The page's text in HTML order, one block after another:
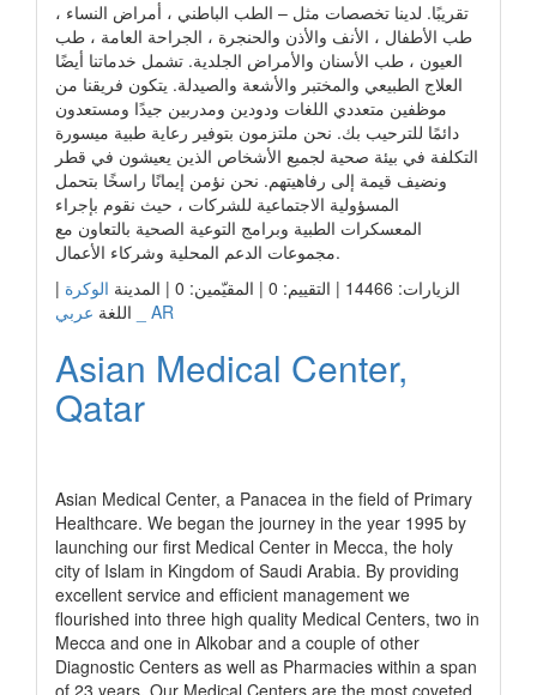
تقريبًا. لدينا تخصصات مثل – الطب الباطني ، أمراض النساء ،
طب الأطفال ، الأنف والأذن والحنجرة ، الجراحة العامة ، طب
العيون ، طب الأسنان والأمراض الجلدية. تشمل خدماتنا أيضًا
العلاج الطبيعي والمختبر والأشعة والصيدلة. يتكون فريقنا من
موظفين متعددي اللغات ودودين ومدربين جيدًا ومستعدون
دائمًا للترحيب بك. نحن ملتزمون بتوفير رعاية طبية ميسورة
التكلفة في بيئة صحية لجميع الأشخاص الذين يعيشون في قطر
ونضيف قيمة إلى رفاهيتهم. نحن نؤمن إيمانًا راسخًا بتحمل
المسؤولية الاجتماعية للشركات ، حيث نقوم بإجراء
المعسكرات الطبية وبرامج التوعية الصحية بالتعاون مع
مجموعات الدعم المحلية وشركاء الأعمال.
الزيارات: 14466 | التقييم: 0 | المقيّمين: 0 | المدينة
الوكرة |
اللغة عربي _ AR
Asian Medical Center,
Qatar
Asian Medical Center, a Panacea in the field of Primary
Healthcare. We began the journey in the year 1995 by
launching our first Medical Center in Mecca, the holy
city of Islam in Kingdom of Saudi Arabia. By providing
excellent service and efficient management we
flourished into three high quality Medical Centers, two in
Mecca and one in Alkobar and a couple of other
Diagnostic Centers as well as Pharmacies within a span